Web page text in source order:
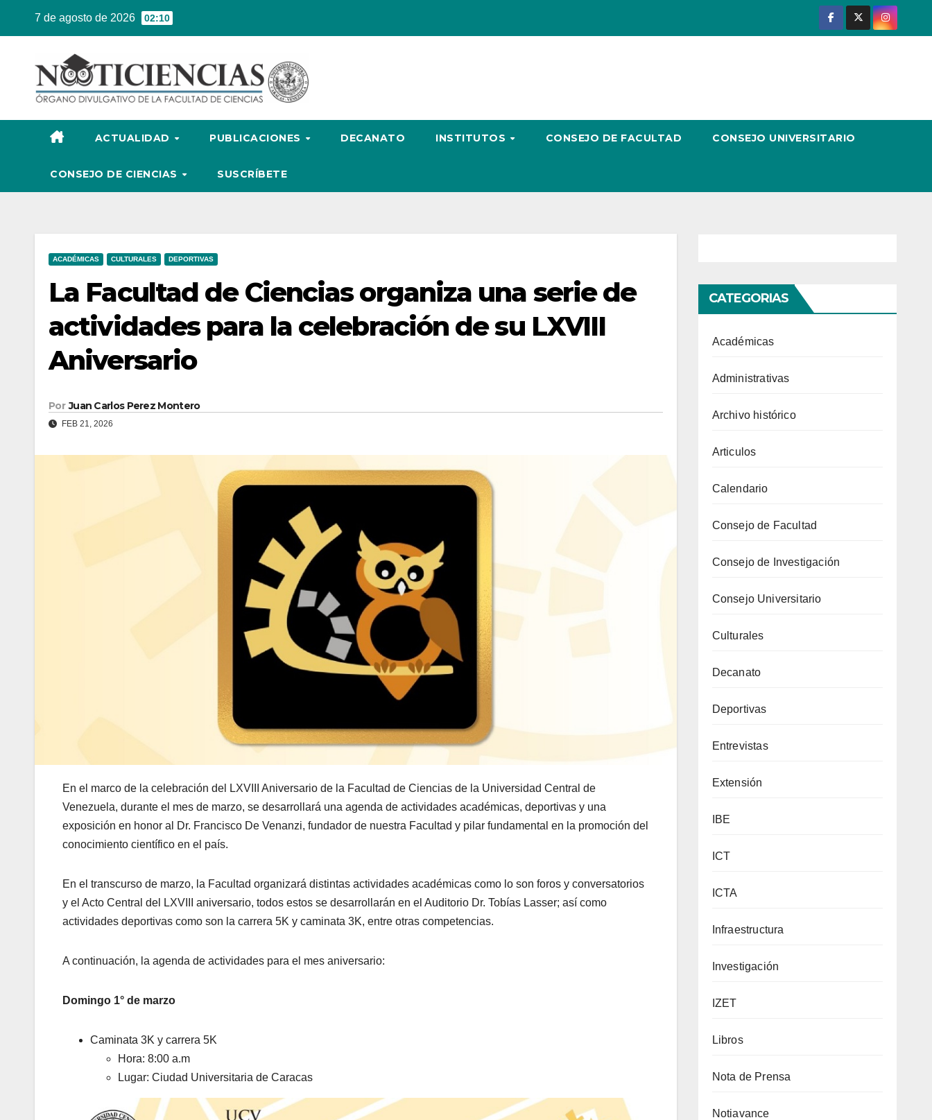
7 de agosto de 2026 02:10
ACTUALIDAD PUBLICACIONES DECANATO INSTITUTOS CONSEJO DE FACULTAD CONSEJO UNIVERSITARIO
CONSEJO DE CIENCIAS SUSCRÍBETE
ACADÉMICAS CULTURALES DEPORTIVAS
La Facultad de Ciencias organiza una serie de
actividades para la celebración de su LXVIII
Aniversario
Por Juan Carlos Perez Montero
FEB 21, 2026
En el marco de la celebración del LXVIII Aniversario de la Facultad de Ciencias de la Universidad Central de
Venezuela, durante el mes de marzo, se desarrollará una agenda de actividades académicas, deportivas y una
exposición en honor al Dr. Francisco De Venanzi, fundador de nuestra Facultad y pilar fundamental en la promoción del
conocimiento científico en el país.
En el transcurso de marzo, la Facultad organizará distintas actividades académicas como lo son foros y conversatorios
y el Acto Central del LXVIII aniversario, todos estos se desarrollarán en el Auditorio Dr. Tobías Lasser; así como
actividades deportivas como son la carrera 5K y caminata 3K, entre otras competencias.
A continuación, la agenda de actividades para el mes aniversario:
Domingo 1° de marzo
Caminata 3K y carrera 5K
Hora: 8:00 a.m
Lugar: Ciudad Universitaria de Caracas
CATEGORIAS
Académicas
Administrativas
Archivo histórico
Articulos
Calendario
Consejo de Facultad
Consejo de Investigación
Consejo Universitario
Culturales
Decanato
Deportivas
Entrevistas
Extensión
IBE
ICT
ICTA
Infraestructura
Investigación
IZET
Libros
Nota de Prensa
Notiavance